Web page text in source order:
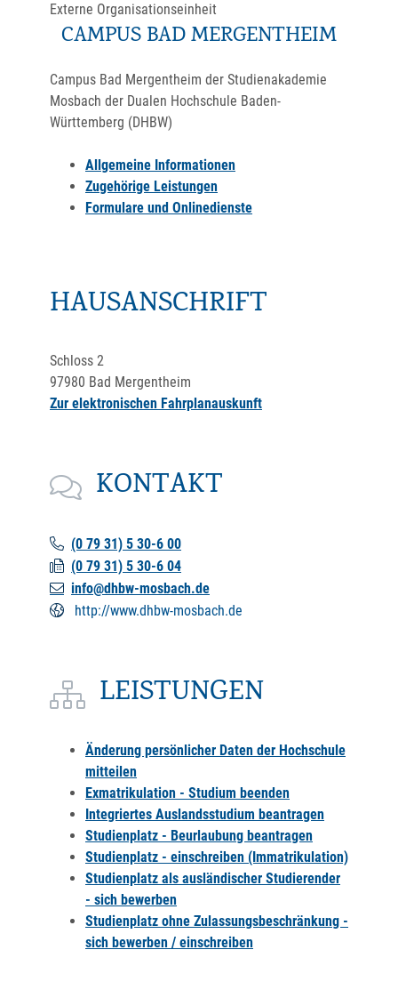
Externe Organisationseinheit
CAMPUS BAD MERGENTHEIM
Campus Bad Mergentheim der Studienakademie
Mosbach der Dualen Hochschule Baden-
Württemberg (DHBW)
Allgemeine Informationen
Zugehörige Leistungen
Formulare und Onlinedienste
HAUSANSCHRIFT
Schloss 2
97980 Bad Mergentheim
Zur elektronischen Fahrplanauskunft
KONTAKT
(0 79 31) 5 30-6 00
(0 79 31) 5 30-6 04
info@dhbw-mosbach.de
http://www.dhbw-mosbach.de
LEISTUNGEN
Änderung persönlicher Daten der Hochschule
mitteilen
Exmatrikulation - Studium beenden
Integriertes Auslandsstudium beantragen
Studienplatz - Beurlaubung beantragen
Studienplatz - einschreiben (Immatrikulation)
Studienplatz als ausländischer Studierender
- sich bewerben
Studienplatz ohne Zulassungsbeschränkung -
sich bewerben / einschreiben